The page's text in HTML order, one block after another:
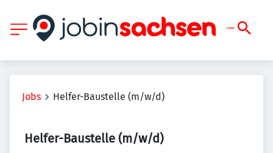
Jobs Helfer-Baustelle (m/w/d)
Helfer-Baustelle (m/w/d)